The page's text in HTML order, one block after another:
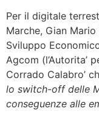
Per il digitale
Marche, Gian
Sviluppo
Agcom (l’Autorita’
Corrado Calabro’
lo switch-off delle
conseguenze alle